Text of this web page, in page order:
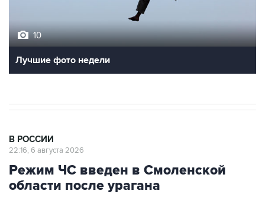
10
Лучшие фото недели
В РОССИИ
22:16, 6 августа 2026
Режим ЧС введен в Смоленской
области после урагана